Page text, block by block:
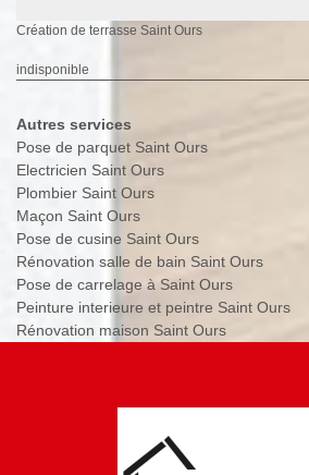
Création de terrasse Saint Ours
indisponible
Autres services
Pose de parquet Saint Ours
Electricien Saint Ours
Plombier Saint Ours
Maçon Saint Ours
Pose de cusine Saint Ours
Rénovation salle de bain Saint Ours
Pose de carrelage à Saint Ours
Peinture interieure et peintre Saint Ours
Rénovation maison Saint Ours